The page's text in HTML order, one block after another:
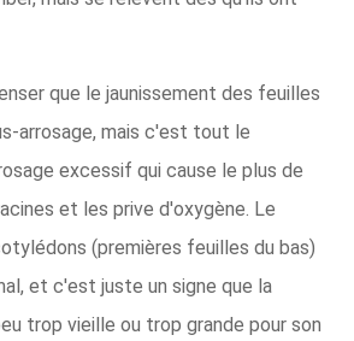
que le jaunissement des feuilles
arrosage, mais c'est tout le
excessif qui cause le plus de
et les prive d'oxygène. Le
(premières feuilles du bas)
et c'est juste un signe que la
trop vieille ou trop grande pour son